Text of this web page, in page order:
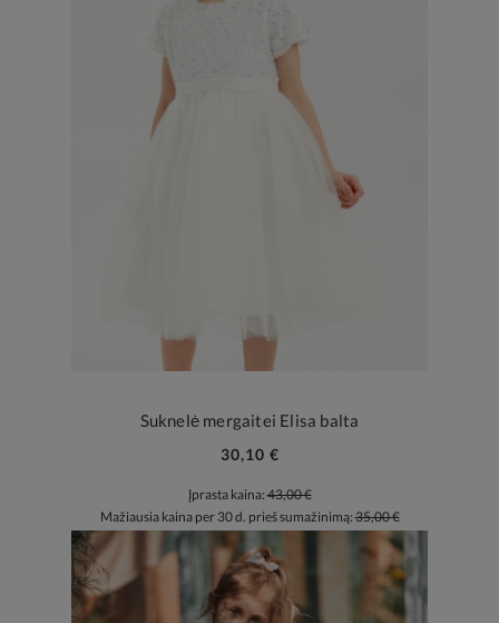
Suknelė mergaitei Elisa balta
30,10 €
Įprasta kaina:43,00 €
Mažiausia kaina per 30 d. prieš sumažinimą:35,00 €